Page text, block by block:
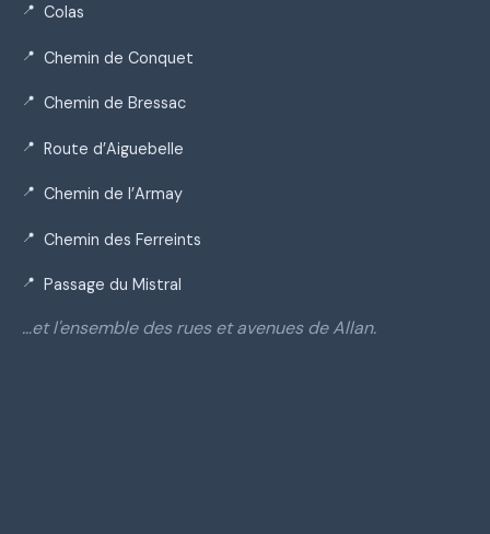
Colas
Chemin de Conquet
Chemin de Bressac
Route d’Aiguebelle
Chemin de l’Armay
Chemin des Ferreints
Passage du Mistral
…et l'ensemble des rues et avenues de Allan.